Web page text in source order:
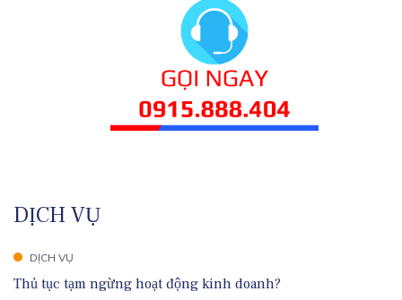
DỊCH VỤ
DỊCH VỤ
Thủ tục tạm ngừng hoạt động kinh doanh?